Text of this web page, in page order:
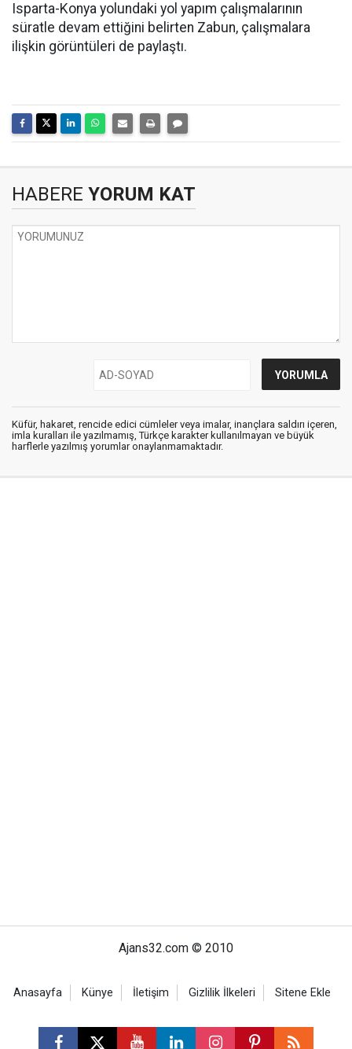
Isparta-Konya yolundaki yol yapım çalışmalarının
süratle devam ettiğini belirten Zabun, çalışmalara
ilişkin görüntüleri de paylaştı.
HABERE YORUM KAT
Küfür, hakaret, rencide edici cümleler veya imalar, inançlara saldırı içeren,
imla kuralları ile yazılmamış, Türkçe karakter kullanılmayan ve büyük
harflerle yazılmış yorumlar onaylanmamaktadır.
Ajans32.com © 2010
Anasayfa Künye İletişim Gizlilik İlkeleri Sitene Ekle